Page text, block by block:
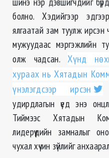
болно. Хэдийгээр
ялгаатай зам туулж ирсэн
мужуудаас мэргэжлийн
олж чадсан.Хүнд
хураах нь Хятадын
үнэлэгдсээр ирсэн
удирдлагын үед энэ
Тиймээс Хятадын
лидерүүдийн замналыг
чухал хүчин зүйлийг